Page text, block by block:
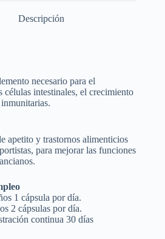
Descripción
necesario para el
células intestinales, el crecimiento
apetito y trastornos alimenticios
para mejorar las funciones
1 cápsula por día.
2 cápsulas por día.
continua 30 días